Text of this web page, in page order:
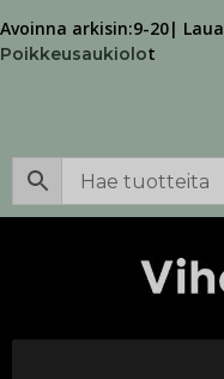
Avoinna arkisin:9-20|
Poikkeusaukiolot